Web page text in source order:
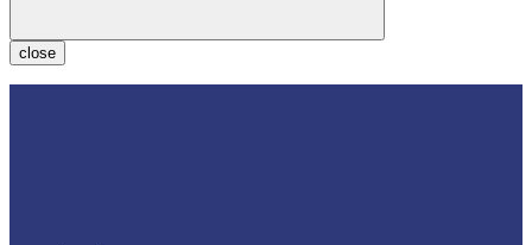
close